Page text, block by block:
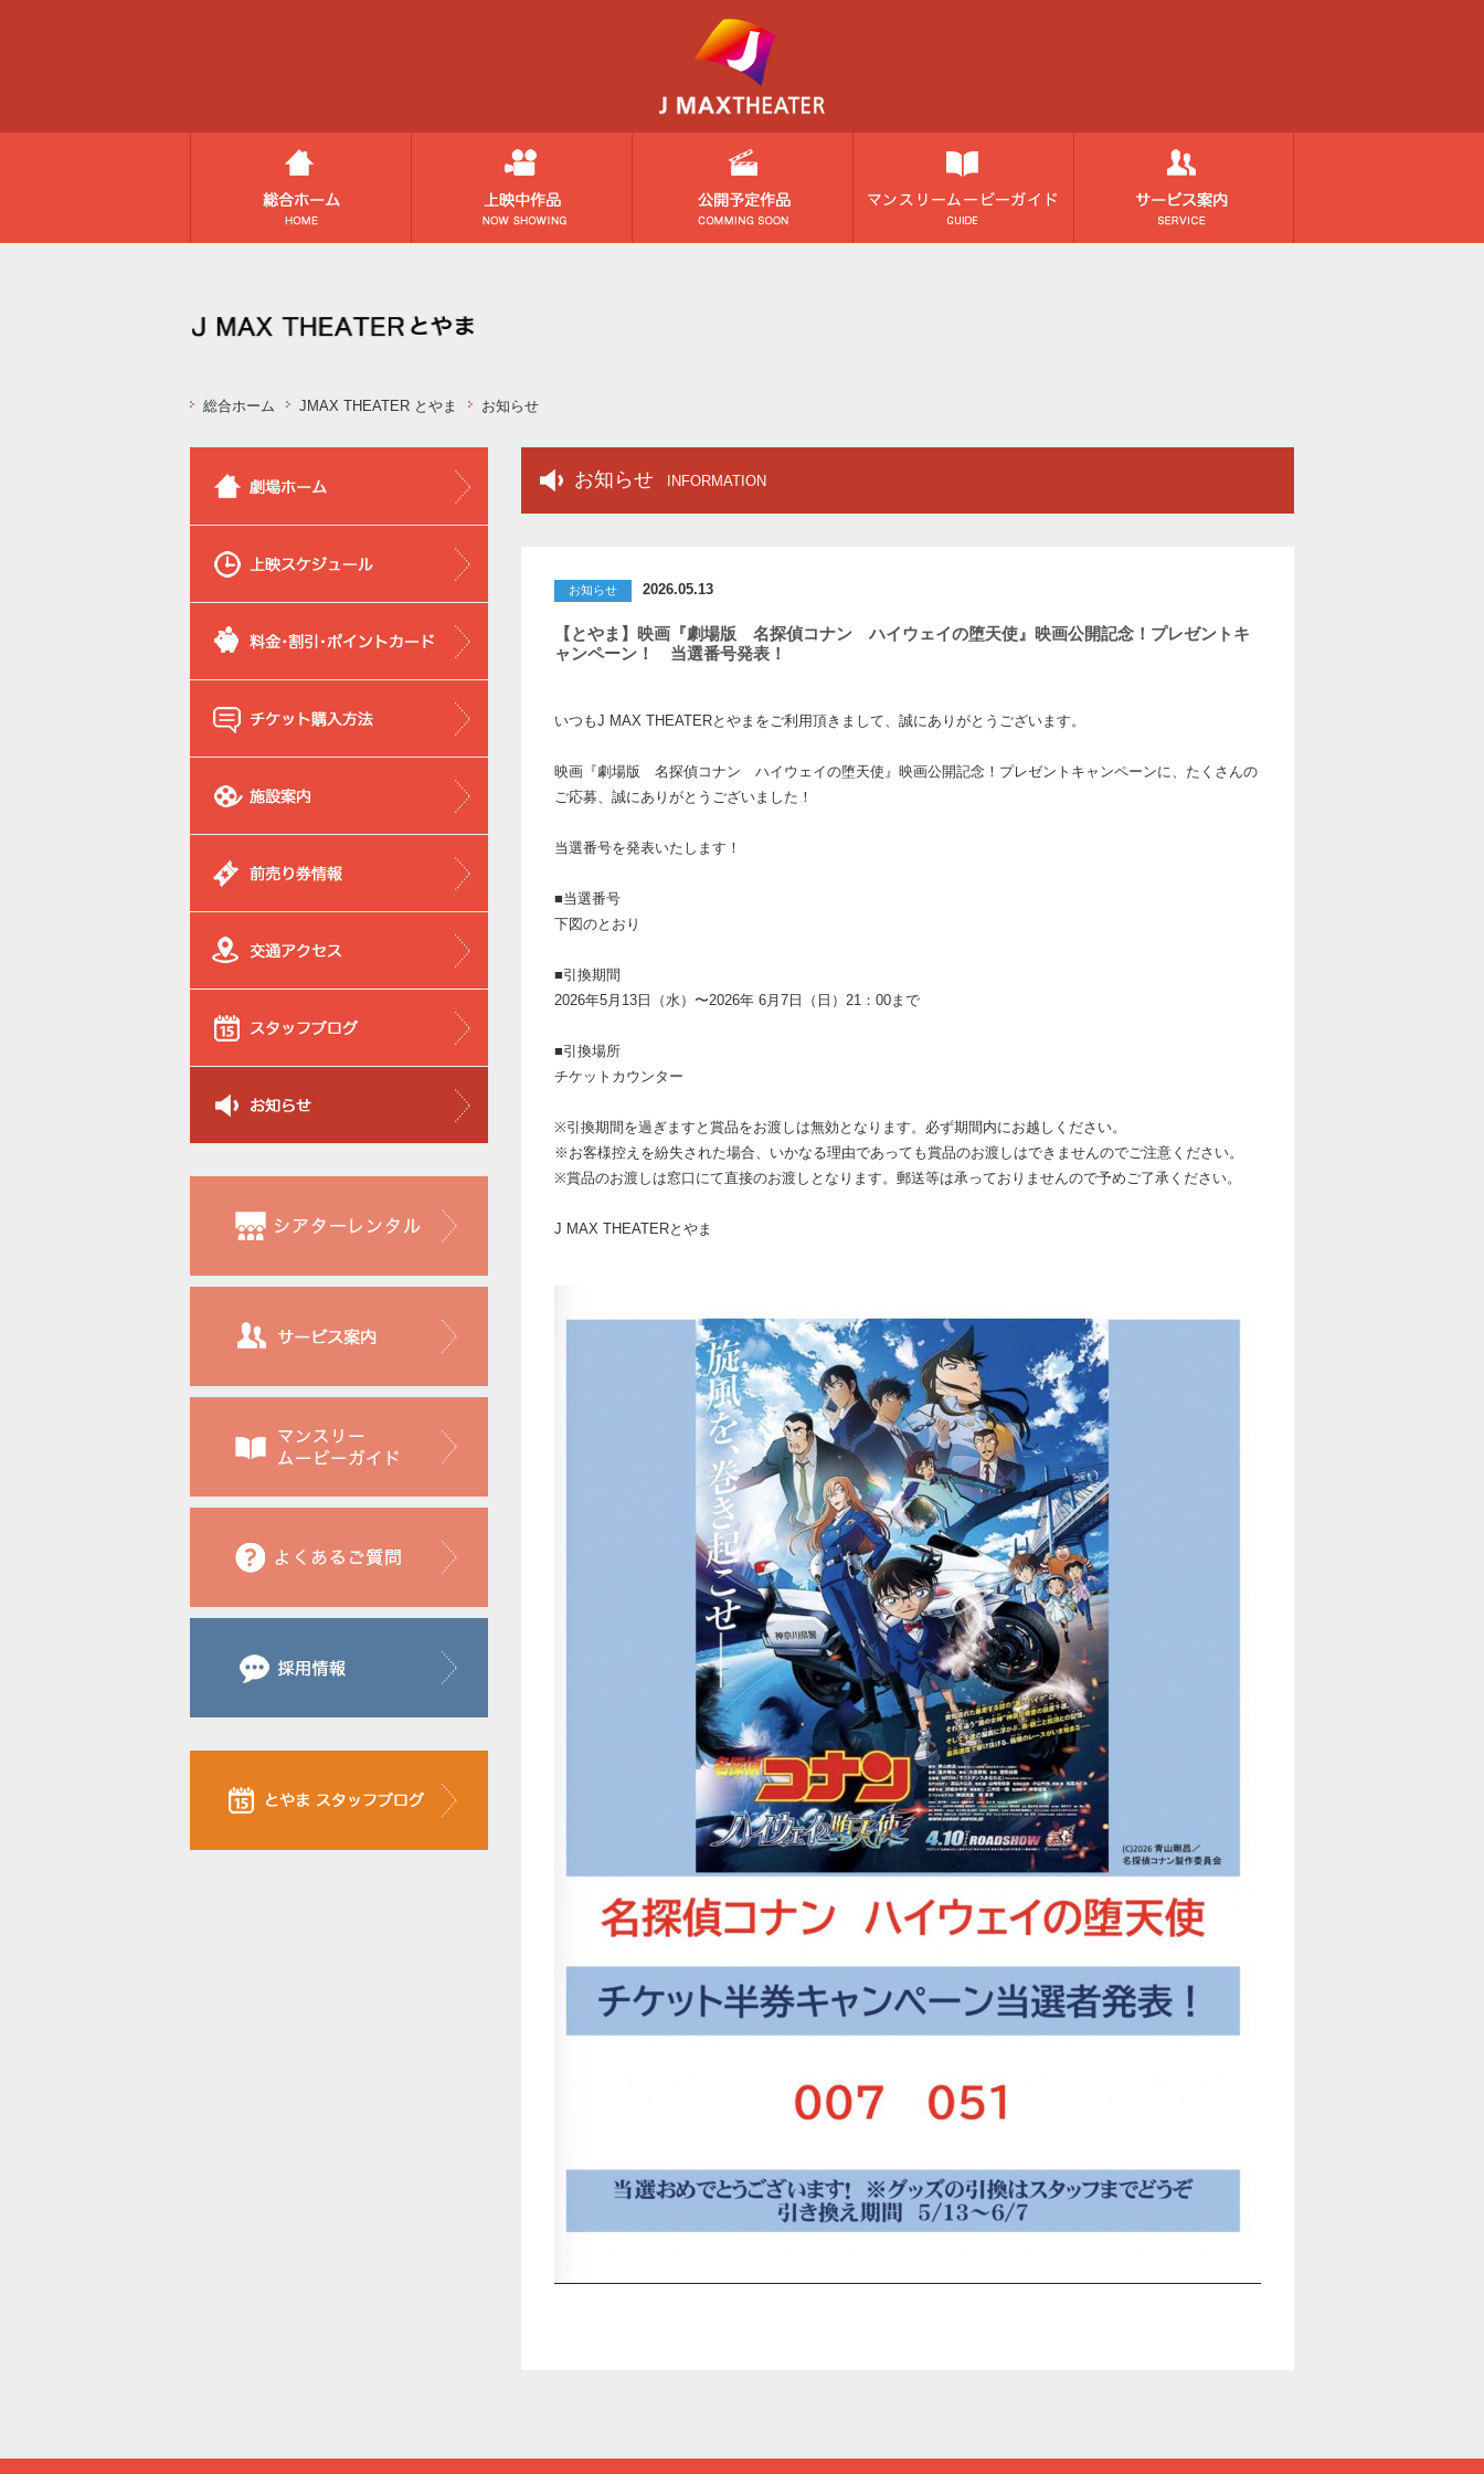
総合ホーム JMAX THEATER とやま お知らせ
お知らせ INFORMATION
お知らせ 2026.05.13
【とやま】映画『劇場版 名探偵コナン ハイウェイの堕天使』映画公開記念！プレゼントキ
ャンペーン！ 当選番号発表！
いつもJ MAX THEATERとやまをご利用頂きまして、誠にありがとうございます。
映画『劇場版 名探偵コナン ハイウェイの堕天使』映画公開記念！プレゼントキャンペーンに、たくさんの
ご応募、誠にありがとうございました！
当選番号を発表いたします！
■当選番号
下図のとおり
■引換期間
2026年5月13日（水）〜2026年 6月7日（日）21：00まで
■引換場所
チケットカウンター
※引換期間を過ぎますと賞品をお渡しは無効となります。必ず期間内にお越しください。
※お客様控えを紛失された場合、いかなる理由であっても賞品のお渡しはできませんのでご注意ください。
※賞品のお渡しは窓口にて直接のお渡しとなります。郵送等は承っておりませんので予めご了承ください。
J MAX THEATERとやま